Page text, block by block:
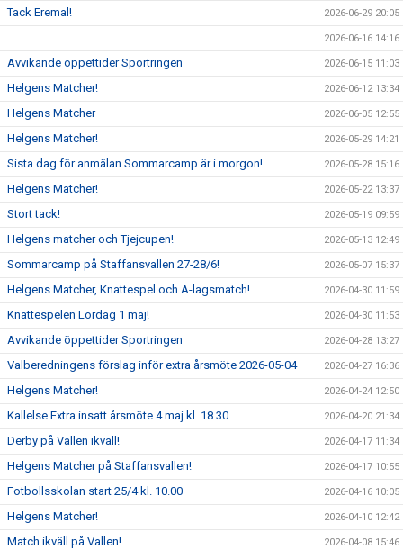
OM SUFC
Tack Eremal! 2026-06-29 20:05
2026-06-16 14:16
Avvikande öppettider Sportringen 2026-06-15 11:03
Helgens Matcher! 2026-06-12 13:34
Helgens Matcher 2026-06-05 12:55
Helgens Matcher! 2026-05-29 14:21
Sista dag för anmälan Sommarcamp är i morgon! 2026-05-28 15:16
Helgens Matcher! 2026-05-22 13:37
Stort tack! 2026-05-19 09:59
Helgens matcher och Tjejcupen! 2026-05-13 12:49
Sommarcamp på Staffansvallen 27-28/6! 2026-05-07 15:37
Helgens Matcher, Knattespel och A-lagsmatch! 2026-04-30 11:59
Knattespelen Lördag 1 maj! 2026-04-30 11:53
Avvikande öppettider Sportringen 2026-04-28 13:27
Valberedningens förslag inför extra årsmöte 2026-05-04 2026-04-27 16:36
Helgens Matcher! 2026-04-24 12:50
Kallelse Extra insatt årsmöte 4 maj kl. 18.30 2026-04-20 21:34
Derby på Vallen ikväll! 2026-04-17 11:34
Helgens Matcher på Staffansvallen! 2026-04-17 10:55
Fotbollsskolan start 25/4 kl. 10.00 2026-04-16 10:05
Helgens Matcher! 2026-04-10 12:42
Match ikväll på Vallen! 2026-04-08 15:46